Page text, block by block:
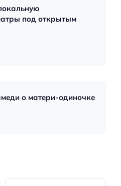
под открытым
о матери-одиночке